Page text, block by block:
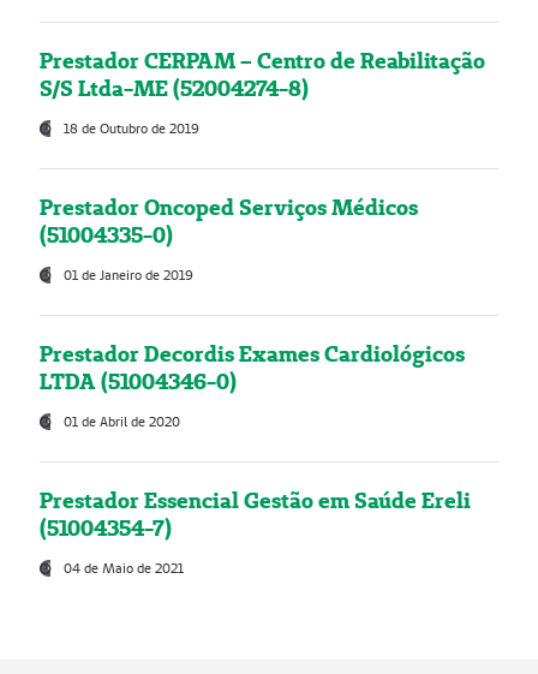
Prestador CERPAM – Centro de Reabilitação
S/S Ltda-ME (52004274-8)
18 de Outubro de 2019
Prestador Oncoped Serviços Médicos
(51004335-0)
01 de Janeiro de 2019
Prestador Decordis Exames Cardiológicos
LTDA (51004346-0)
01 de Abril de 2020
Prestador Essencial Gestão em Saúde Ereli
(51004354-7)
04 de Maio de 2021